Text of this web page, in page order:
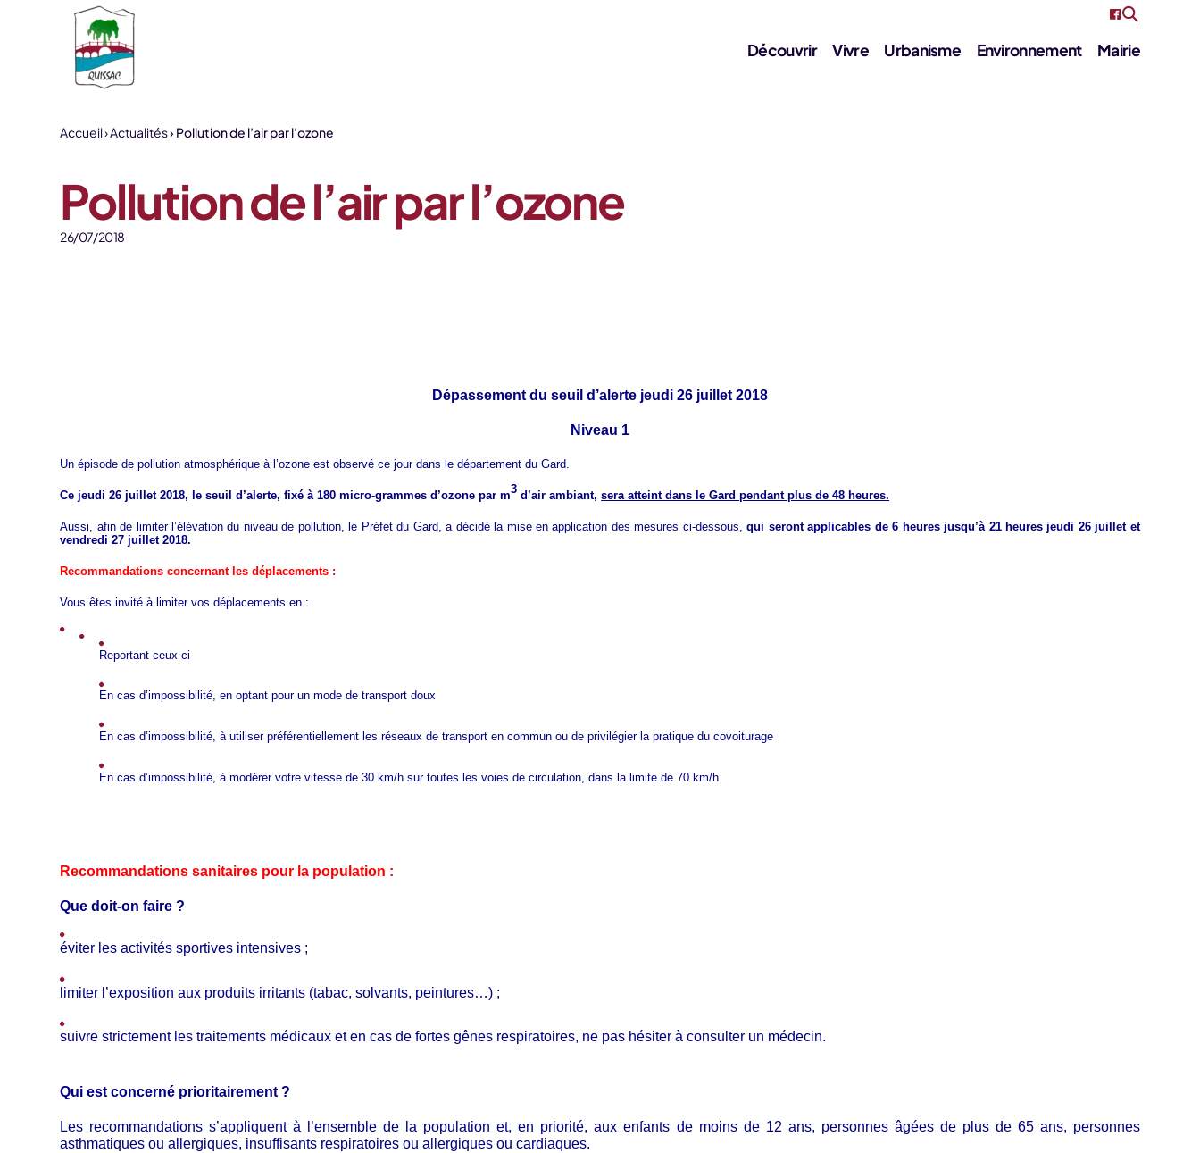
Aller au contenu
Découvrir Vivre Urbanisme Environnement Mairie
Accueil Actualités Pollution de l’air par l’ozone
Pollution de l’air par l’ozone
26/07/2018
Dépassement du seuil d’alerte jeudi 26 juillet 2018
Niveau 1
Un épisode de pollution atmosphérique à l’ozone est observé ce jour dans le département du Gard.
Ce jeudi 26 juillet 2018, le seuil d’alerte, fixé à 180 micro-grammes d’ozone par m3 d’air ambiant,sera atteint dans le Gard pendant plus de 48 heures.
Aussi, afin de limiter l’élévation du niveau de pollution, le Préfet du Gard, a décidé la mise en application des mesures ci-dessous,qui seront applicables de 6 heures jusqu’à 21 heures jeudi 26 juillet et
vendredi 27 juillet 2018.
Recommandations concernant les déplacements :
Vous êtes invité à limiter vos déplacements en :
Reportant ceux-ci
En cas d’impossibilité, en optant pour un mode de transport doux
En cas d’impossibilité, à utiliser préférentiellement les réseaux de transport en commun ou de privilégier la pratique du covoiturage
En cas d’impossibilité, à modérer votre vitesse de 30 km/h sur toutes les voies de circulation, dans la limite de 70 km/h
Recommandations sanitaires pour la population :
Que doit-on faire ?
éviter les activités sportives intensives ;
limiter l’exposition aux produits irritants (tabac, solvants, peintures…) ;
suivre strictement les traitements médicaux et en cas de fortes gênes respiratoires, ne pas hésiter à consulter un médecin.
Qui est concerné prioritairement ?
Les recommandations s’appliquent à l’ensemble de la population et, en priorité, aux enfants de moins de 12 ans, personnes âgées de plus de 65 ans, personnes
asthmatiques ou allergiques, insuffisants respiratoires ou allergiques ou cardiaques.